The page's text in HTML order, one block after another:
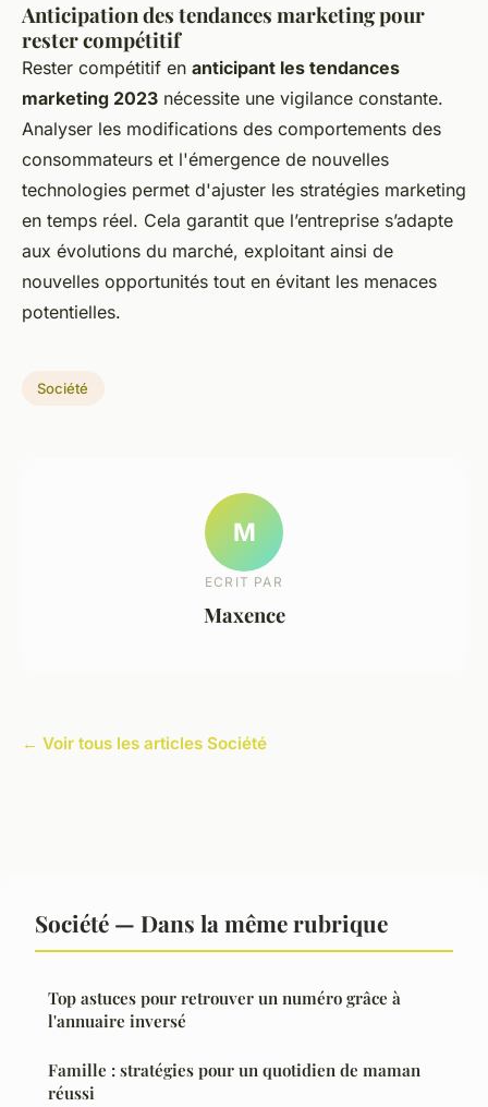
Anticipation des tendances marketing pour
rester compétitif
Rester compétitif en anticipant les tendances
marketing 2023 nécessite une vigilance constante.
Analyser les modifications des comportements des
consommateurs et l'émergence de nouvelles
technologies permet d'ajuster les stratégies marketing
en temps réel. Cela garantit que l’entreprise s’adapte
aux évolutions du marché, exploitant ainsi de
nouvelles opportunités tout en évitant les menaces
potentielles.
Société
M
ECRIT PAR
Maxence
← Voir tous les articles Société
Société — Dans la même rubrique
Top astuces pour retrouver un numéro grâce à
l'annuaire inversé
Famille : stratégies pour un quotidien de maman
réussi